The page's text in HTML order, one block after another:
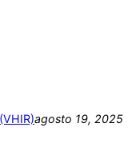
agosto 19, 2025